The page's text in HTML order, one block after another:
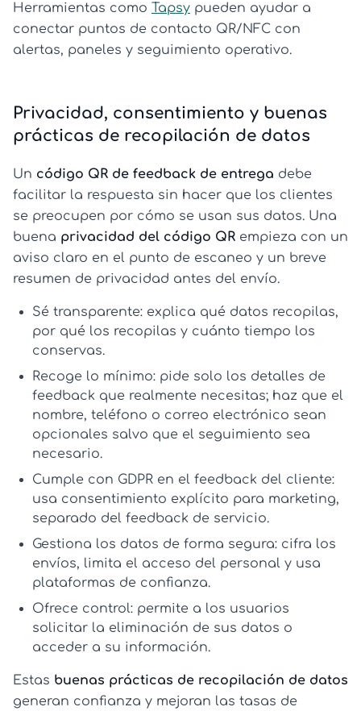
Herramientas como Tapsy pueden ayudar a
conectar puntos de contacto QR/NFC con
alertas, paneles y seguimiento operativo.
Privacidad, consentimiento y buenas
prácticas de recopilación de datos
Un código QR de feedback de entrega debe
facilitar la respuesta sin hacer que los clientes
se preocupen por cómo se usan sus datos. Una
buena privacidad del código QR empieza con un
aviso claro en el punto de escaneo y un breve
resumen de privacidad antes del envío.
Sé transparente: explica qué datos recopilas,
por qué los recopilas y cuánto tiempo los
conservas.
Recoge lo mínimo: pide solo los detalles de
feedback que realmente necesitas; haz que el
nombre, teléfono o correo electrónico sean
opcionales salvo que el seguimiento sea
necesario.
Cumple con GDPR en el feedback del cliente:
usa consentimiento explícito para marketing,
separado del feedback de servicio.
Gestiona los datos de forma segura: cifra los
envíos, limita el acceso del personal y usa
plataformas de confianza.
Ofrece control: permite a los usuarios
solicitar la eliminación de sus datos o
acceder a su información.
Estas buenas prácticas de recopilación de datos
generan confianza y mejoran las tasas de